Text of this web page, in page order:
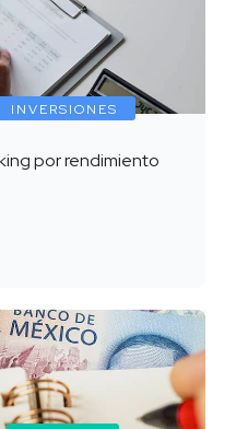
INVERSIONES
por rendimiento